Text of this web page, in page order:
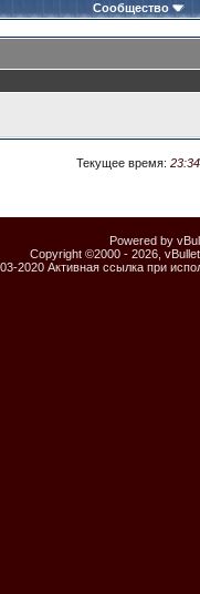
Сообщество
Текущее время: 23:34
Powered by
Copyright ©2000 - 2026,
2020 Активная ссылка при